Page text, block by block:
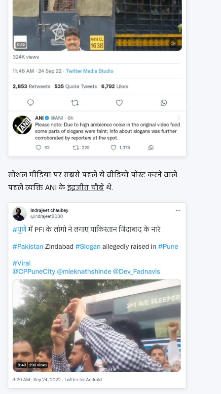
सोशल मीडिया पर सबसे पहले ये वीडियो पोस्ट करने वाले
पहले व्यक्ति ANI केइंद्रजीत चौबेथे.